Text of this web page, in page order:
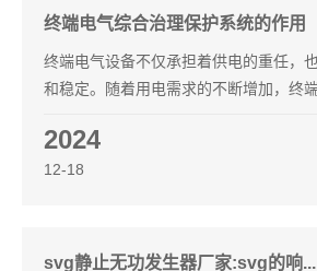
终端电气综合治理保护系统的作用
终端电气设备不仅承担着供电的重任，
和稳定。随着用电需求的不断增加，终
2024
12-18
svg静止无功发生器厂家:svg的响...